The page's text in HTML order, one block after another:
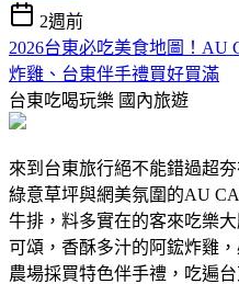
2週前
2026台東必吃美食地圖！AU
炸雞、台東伴手禮買好買滿
台東吃喝玩樂 國內旅遊
來到台東旅行絕不能錯過超
綠意草坪與網美氛圍的AU
牛排，料多實在的客來吃樂
可頌，香酥多汁的阿鋐炸雞
農場採買特色伴手禮，吃遍